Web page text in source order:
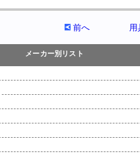
前へ
メーカー別リスト